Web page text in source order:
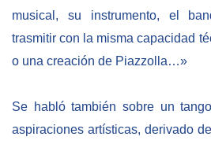
musical, su instrumento, el
trasmitir con la misma capacidad
o una creación de Piazzolla…»
Se habló también sobre un
aspiraciones artísticas, derivado